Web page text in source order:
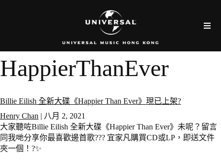
HappierThanEver
Billie Eilish 全新大碟《Happier Than Ever》現已上架?
Henry Chan | 八月 2, 2021
大家聽咗Billie Eilish 全新大碟《Happier Than Ever》未呢？留言
同我哋分享你最喜歡邊首歌??? 宜家凡購買CD或LP，即送文件
夾一個！?✨